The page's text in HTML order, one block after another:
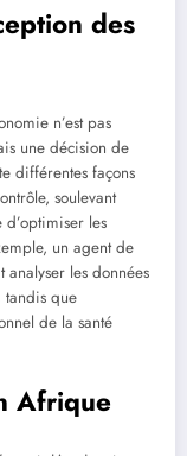
des
n’est pas
une décision de
différentes façons
soulevant
les
un agent de
analyser les données
tandis que
de la santé
Afrique